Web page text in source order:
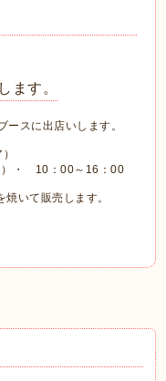
ます。
ースに出店いします。
）・ 10：00～16：00
いて販売します。